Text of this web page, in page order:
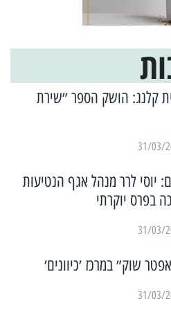
קלנג: הושק הספר ״שירת
יוסי לרר מנהל אגף הנטיעות
בפרס יוקרתי
שוק״ במרכז ׳כיוונים׳